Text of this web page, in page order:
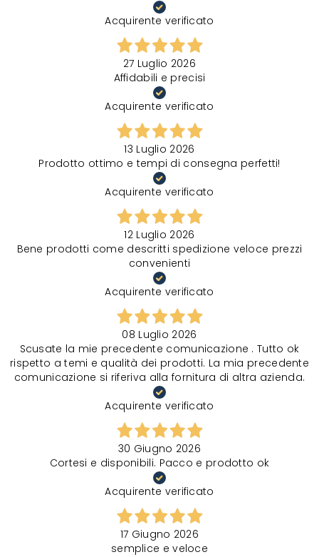
Acquirente verificato
27 Luglio 2026
Affidabili e precisi
Acquirente verificato
13 Luglio 2026
Prodotto ottimo e tempi di consegna perfetti!
Acquirente verificato
12 Luglio 2026
Bene prodotti come descritti spedizione veloce prezzi
convenienti
Acquirente verificato
08 Luglio 2026
Scusate la mie precedente comunicazione . Tutto ok
rispetto a temi e qualità dei prodotti. La mia precedente
comunicazione si riferiva alla fornitura di altra azienda.
Acquirente verificato
30 Giugno 2026
Cortesi e disponibili. Pacco e prodotto ok
Acquirente verificato
17 Giugno 2026
semplice e veloce